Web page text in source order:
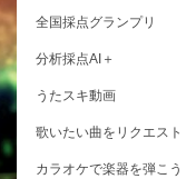
全国採点グランプリ
分析採点AI＋
うたスキ動画
歌いたい曲をリクエスト
カラオケで楽器を弾こう